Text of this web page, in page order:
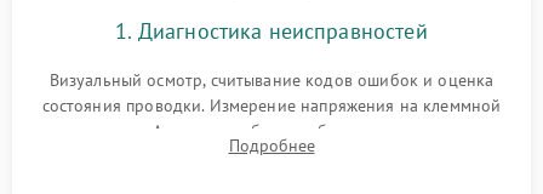
1. Диагностика неисправностей
Визуальный осмотр, считывание кодов ошибок и оценка
состояния проводки. Измерение напряжения на клеммной
колодке. Анализ жалоб на проблемы с нагревом,
конвекцией, панелью управления или блокировкой дверцы.
Подробнее